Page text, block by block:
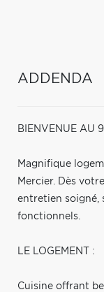
ADDENDA
BIENVENUE AU
Magnifique
Mercier. Dès
entretien soigné,
fonctionnels.
LE LOGEMENT :
Cuisine offrant